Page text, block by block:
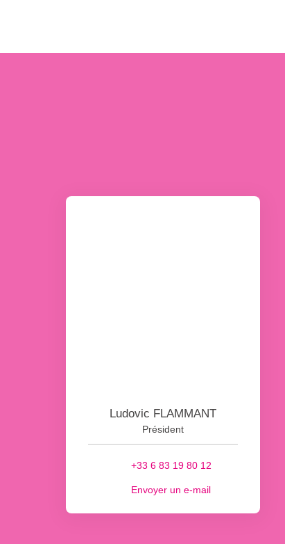
Ludovic FLAMMANT
Président
+33 6 83 19 80 12
Envoyer un e-mail